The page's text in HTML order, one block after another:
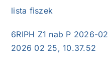
lista fiszek
6RIPH Z1 nab P 2026-
2026 02 25, 10.37.52